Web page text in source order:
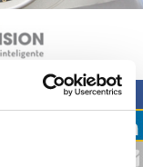
propietarios